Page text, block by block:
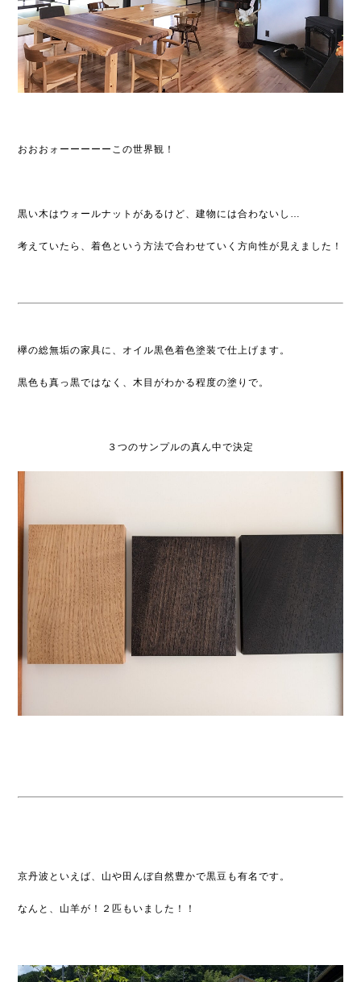
おおおォーーーーーこの世界観！
黒い木はウォールナットがあるけど、建物には合わないし…
考えていたら、着色という方法で合わせていく方向性が見えました！
欅の総無垢の家具に、オイル黒色着色塗装で仕上げます。
黒色も真っ黒ではなく、木目がわかる程度の塗りで。
３つのサンプルの真ん中で決定
京丹波といえば、山や田んぼ自然豊かで黒豆も有名です。
なんと、山羊が！２匹もいました！！